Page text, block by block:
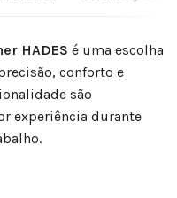
HADES é uma escolha
conforto e
são
experiência durante